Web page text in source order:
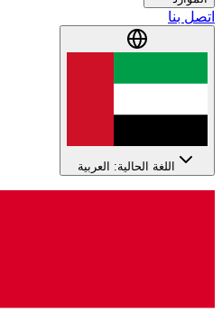
اتصل بنا
اللغة الحالية: العربية